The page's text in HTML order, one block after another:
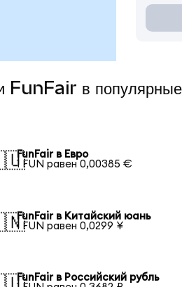
FunFair в
FunFair в Евро
1 FUN равен 0,00385 €
FunFair в Китайский юань
1 FUN равен 0,0299 ¥
FunFair в Российский рубль